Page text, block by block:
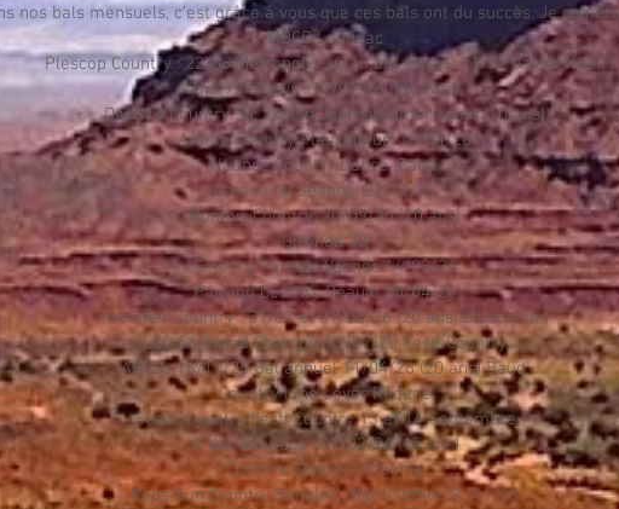
nos bals mensuels, c'est grâce à vous que ces bals ont du succès. Je
MBCD Loudéac
Plescop Country : 22/06 Métropolis , 4/10 bal annuel 21/12 bal de Noel.
The 9 Fellows : 17/01/26 lilly West
Daddy's Country 56: 28Juin Journée Américaine (10 ans)
Amitié Country Pleucadeuc: 18/04/26
Nuance Country Dance .Baud.
Camille et Jeanne: 22/11/25
Pontivy Country: 20/09/25 (20 ans)
Gironde 33
Country Partner Vannes 14/03/26
Passion Country Peaule 25/04/26
Kreisker Country : 31/01 et 01/02/26 (20 ans) D.Lecaillon
LCD 56 Grand Champs: 19/07/25 Festi Country
ABCD : 16/11/25 Bal annuel 11/04/26 (20 ans) Baud.
Country Line Lover Rédéné
Scaer Country Festi Country 13 et 14 Septembre
A Vos Santiags : 07/02/26 (15 ans)
Coroline Dancers Ploenis
Peps Sun Country Banalec : Bal téléthon 9 /11/25